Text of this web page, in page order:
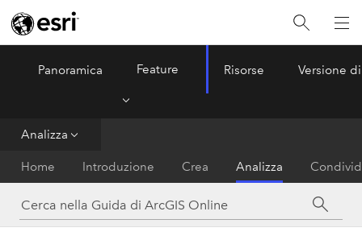
ArcGIS Online
Panoramica Feature Risorse Versione
Analizza
Home Introduzione Crea Analizza